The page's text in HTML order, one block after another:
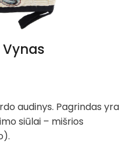
audinys. Pagrindas yra
siūlai – mišrios